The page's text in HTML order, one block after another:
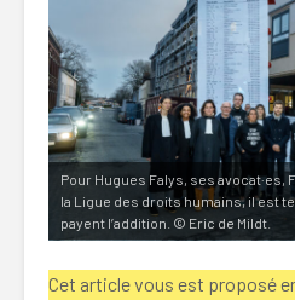
Pour Hugues Falys, ses avocat·es,
la Ligue des droits humains, il est
payent l’addition. © Eric de Mildt.
Cet article vous est proposé